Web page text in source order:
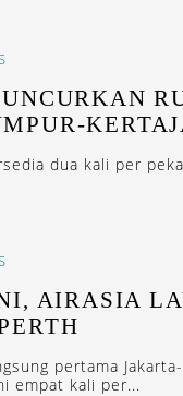
dua kali per
AIRASIA
pertama
empat kali per...